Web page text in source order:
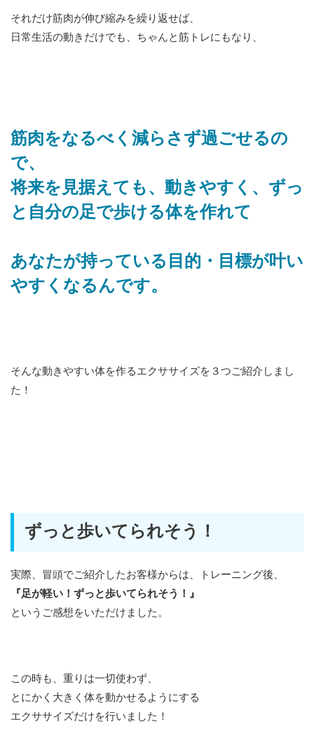
それだけ筋肉が伸び縮みを繰り返せば、
日常生活の動きだけでも、ちゃんと筋トレにもなり、
筋肉をなるべく減らさず過ごせるの
で、
将来を見据えても、動きやすく、ずっ
と自分の足で歩ける体を作れて
あなたが持っている目的・目標が叶い
やすくなるんです。
そんな動きやすい体を作るエクササイズを３つご紹介しまし
た！
ずっと歩いてられそう！
実際、冒頭でご紹介したお客様からは、トレーニング後、
『足が軽い！ずっと歩いてられそう！』
というご感想をいただけました。
この時も、重りは一切使わず、
とにかく大きく体を動かせるようにする
エクササイズだけを行いました！